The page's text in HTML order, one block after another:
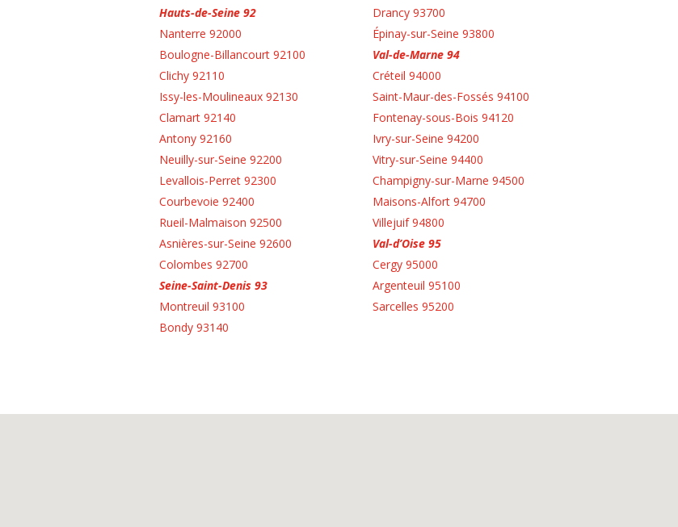
Hauts-de-Seine 92
Nanterre 92000
Boulogne-Billancourt 92100
Clichy 92110
Issy-les-Moulineaux 92130
Clamart 92140
Antony 92160
Neuilly-sur-Seine 92200
Levallois-Perret 92300
Courbevoie 92400
Rueil-Malmaison 92500
Asnières-sur-Seine 92600
Colombes 92700
Seine-Saint-Denis 93
Montreuil 93100
Bondy 93140
Drancy 93700
Épinay-sur-Seine 93800
Val-de-Marne 94
Créteil 94000
Saint-Maur-des-Fossés 94100
Fontenay-sous-Bois 94120
Ivry-sur-Seine 94200
Vitry-sur-Seine 94400
Champigny-sur-Marne 94500
Maisons-Alfort 94700
Villejuif 94800
Val-d’Oise 95
Cergy 95000
Argenteuil 95100
Sarcelles 95200